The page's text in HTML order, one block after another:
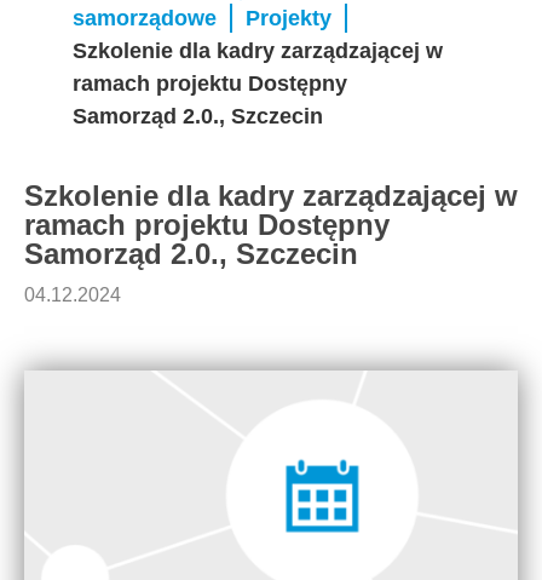
samorządowe
Projekty
Szkolenie dla kadry zarządzającej w
ramach projektu Dostępny
Samorząd 2.0., Szczecin
Szkolenie dla kadry zarządzającej w
ramach projektu Dostępny
Samorząd 2.0., Szczecin
04.12.2024